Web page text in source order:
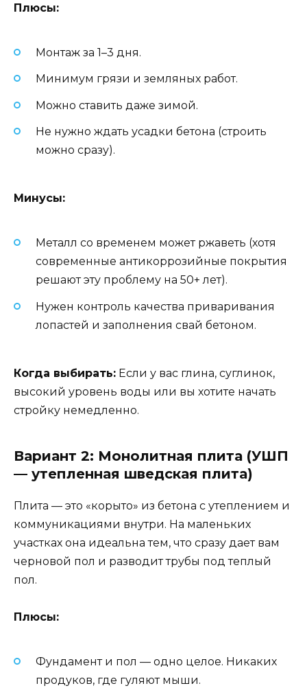
Плюсы:
Монтаж за 1–3 дня.
Минимум грязи и земляных работ.
Можно ставить даже зимой.
Не нужно ждать усадки бетона (строить
можно сразу).
Минусы:
Металл со временем может ржаветь (хотя
современные антикоррозийные покрытия
решают эту проблему на 50+ лет).
Нужен контроль качества приваривания
лопастей и заполнения свай бетоном.
Когда выбирать: Если у вас глина, суглинок,
высокий уровень воды или вы хотите начать
стройку немедленно.
Вариант 2: Монолитная плита (УШП
— утепленная шведская плита)
Плита — это «корыто» из бетона с утеплением и
коммуникациями внутри. На маленьких
участках она идеальна тем, что сразу дает вам
черновой пол и разводит трубы под теплый
пол.
Плюсы:
Фундамент и пол — одно целое. Никаких
продуков, где гуляют мыши.